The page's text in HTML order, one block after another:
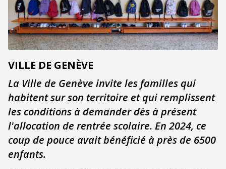
VILLE DE GENÈVE
La Ville de Genève invite les familles qui
habitent sur son territoire et qui remplissent
les conditions à demander dès à présent
l'allocation de rentrée scolaire. En 2024, ce
coup de pouce avait bénéficié à près de 6500
enfants.